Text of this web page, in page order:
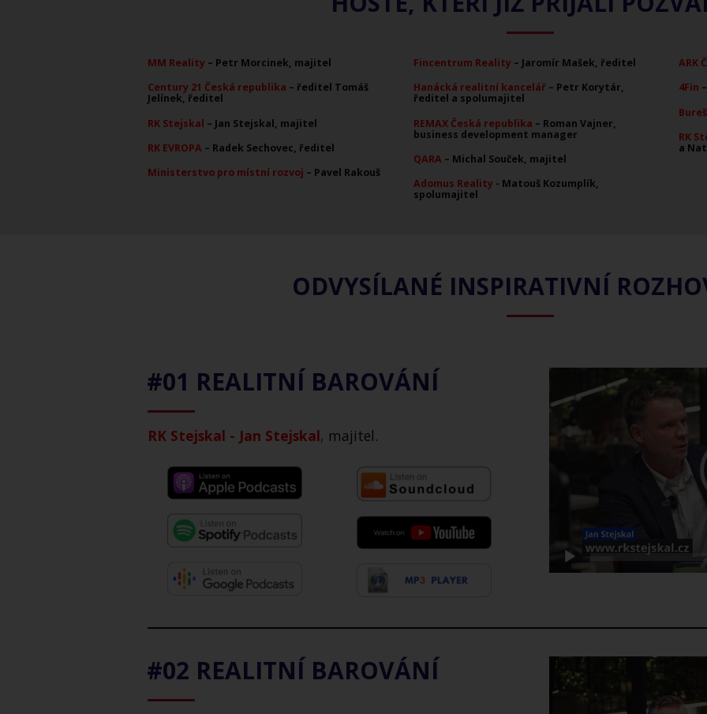
MM Reality – Petr Morcinek, majitel
Century 21 Česká republika – ředitel Tomáš
Jelínek, ředitel
RK Stejskal – Jan Stejskal, majitel
RK EVROPA – Radek Sechovec, ředitel
Ministerstvo pro místní rozvoj – Pavel Rakouš
Fincentrum Reality – Jaromír Mašek, ředitel
Hanácká realitní kancelář – Petr Korytár,
ředitel a spolumajitel
REMAX Česká republika – Roman Vajner,
business development manager
QARA – Michal Souček, majitel
Adomus Reality - Matouš Kozumplík,
spolumajitel
ARK
4Fin
RK
a
ODVYSÍLANÉ INSPIRATIVNÍ
#01 REALITNÍ BAROVÁNÍ
RK Stejskal - Jan Stejskal, majitel.
přehrávač
#02 REALITNÍ BAROVÁNÍ
přehrávač